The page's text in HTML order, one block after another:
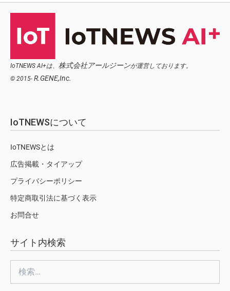
IoTNEWS AI+は、 株式会社アールジーンが運営しております。
© 2015- R.GENE,Inc.
IoTNEWSについて
IoTNEWSとは
広告掲載・タイアップ
プライバシーポリシー
特定商取引法に基づく表示
お問合せ
サイト内検索
索: